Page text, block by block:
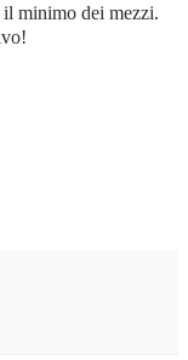
minimo dei mezzi.